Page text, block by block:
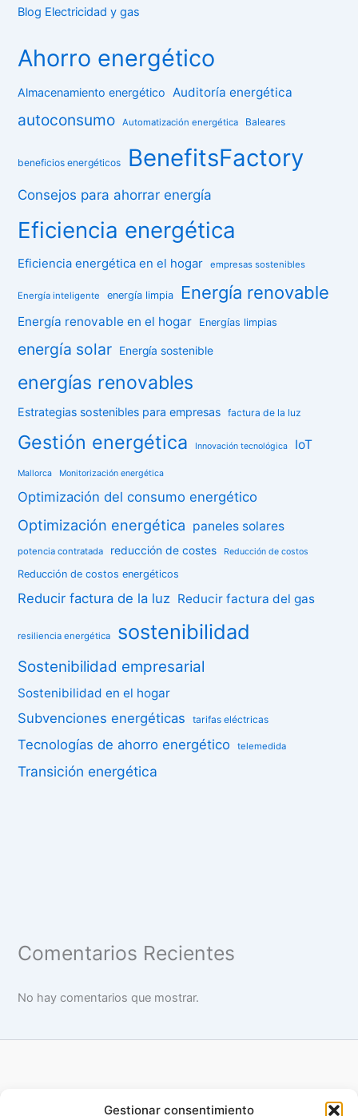
Gestionar consentimiento
Blog Electricidad y gas
Ahorro energético
Almacenamiento energético Auditoría energética
autoconsumo Automatización energética Baleares
beneficios energéticos BenefitsFactory
Consejos para ahorrar energía
Eficiencia energética
Eficiencia energética en el hogar empresas sostenibles
Energía inteligente energía limpia Energía renovable
Energía renovable en el hogar Energías limpias
energía solar Energía sostenible
energías renovables
Estrategias sostenibles para empresas factura de la luz
Gestión energética Innovación tecnológica IoT
Mallorca Monitorización energética
Optimización del consumo energético
Optimización energética paneles solares
potencia contratada reducción de costes Reducción de costos
Reducción de costos energéticos
Reducir factura de la luz Reducir factura del gas
resiliencia energética sostenibilidad
Sostenibilidad empresarial
Sostenibilidad en el hogar
Subvenciones energéticas tarifas eléctricas
Tecnologías de ahorro energético telemedida
Transición energética
Comentarios Recientes
No hay comentarios que mostrar.